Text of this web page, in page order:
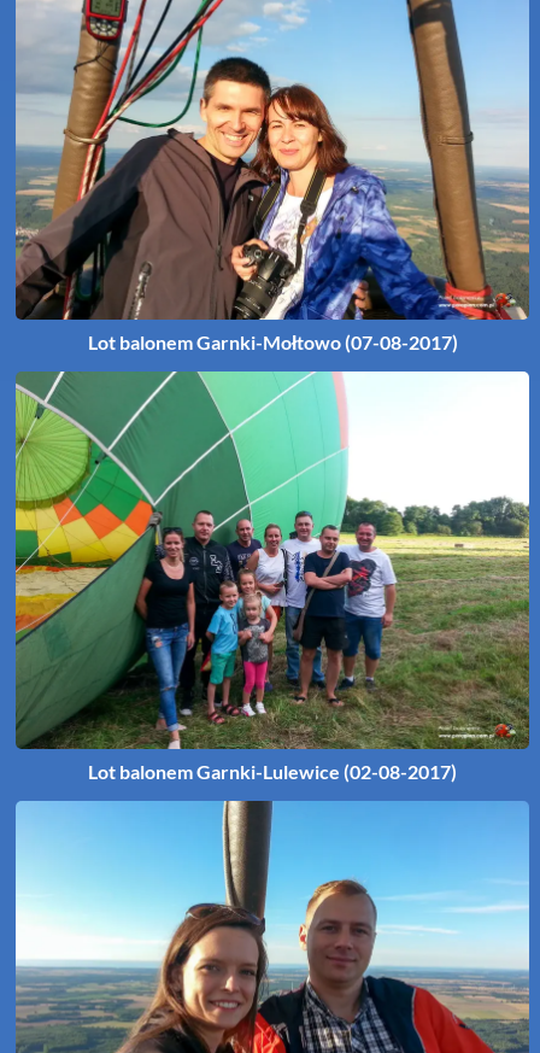
Lot balonem Garnki-Mołtowo (07-08-2017)
Lot balonem Garnki-Lulewice (02-08-2017)